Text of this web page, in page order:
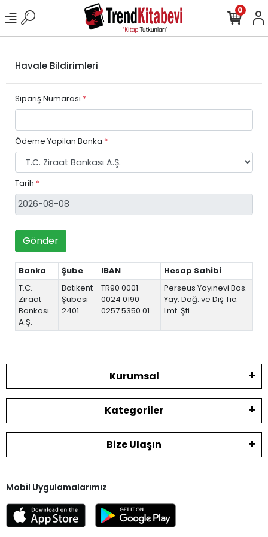
0
Havale Bildirimleri
Sipariş Numarası *
Ödeme Yapilan Banka *
Tarih *
Gönder
Banka Şube IBAN
Hesap Sahibi
T.C.
Ziraat
Bankası
A.Ş.
Batıkent
Şubesi
2401
TR90 0001
0024 0190
0257 5350 01
Perseus Yayınevi Bas.
Yay. Dağ. ve Dış Tic.
Lmt. Şti.
Kurumsal
Kategoriler
Bize Ulaşın
Mobil Uygulamalarımız